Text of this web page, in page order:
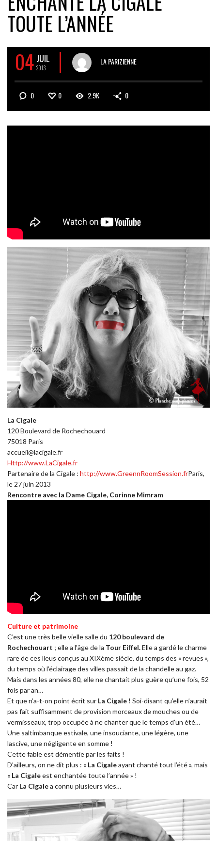
TOUTE L’ANNÉE
04 JUIL
2013
LA PARIZIENNE
0 0 2.9K 0
La Cigale
120 Boulevard de Rochechouard
75018 Paris
accueil@lacigale.fr
Http://www.LaCigale.fr
Partenaire de la Cigale : http://www.GreennRoomSession.frParis,
le 27 juin 2013
Rencontre avec la Dame Cigale, Corinne Mimram
Culture et patrimoine
C’est une très belle vielle salle du 120 boulevard de
Rochechouart ; elle a l’âge de la Tour Eiffel.Elle a gardé le charme
rare de ces lieus conçus au XIXème siècle, du temps des « revues »,
du temps où l’éclairage des villes passait de la chandelle au gaz.
Mais dans les années 80, elle ne chantait plus guère qu’une fois, 52
fois par an…
Et que n’a-t-on point écrit sur La Cigale ! Soi-disant qu’elle n’aurait
pas fait suffisamment de provision morceaux de mouches ou de
vermisseaux, trop occupée à ne chanter que le temps d’un été…
Une saltimbanque estivale, une insouciante, une légère, une
lascive, une négligente en somme !
Cette fable est démentie par les faits !
D’ailleurs, on ne dit plus : « La Cigaleayant chanté tout l’été », mais
« La Cigaleest enchantée toute l’année » !
Car La Cigalea connu plusieurs vies…